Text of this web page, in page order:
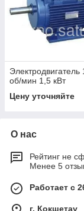
Электродвигатель
об/мин 1,5 кВт
Цену уточняйте
О нас
Рейтинг не
Менее 5
Работает с
г. Кокшетау